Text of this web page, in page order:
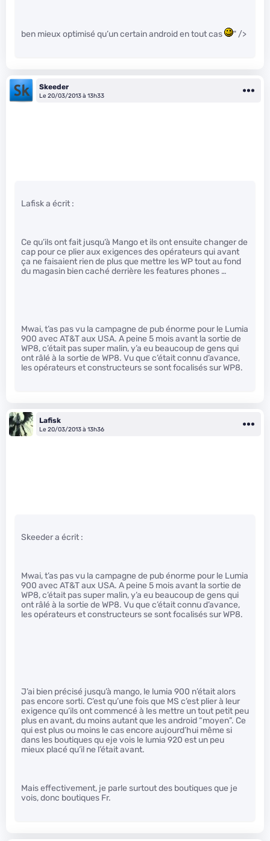
ben mieux optimisé qu’un certain android en tout cas " />
Skeeder
Le 20/03/2013 à 13h33
Lafisk a écrit :
Ce qu’ils ont fait jusqu’à Mango et ils ont ensuite changer de
cap pour ce plier aux exigences des opérateurs qui avant
ça ne faisaient rien de plus que mettre les WP tout au fond
du magasin bien caché derrière les features phones …
Mwai, t’as pas vu la campagne de pub énorme pour le Lumia
900 avec AT&T aux USA. A peine 5 mois avant la sortie de
WP8, c’était pas super malin, y’a eu beaucoup de gens qui
ont râlé à la sortie de WP8. Vu que c’était connu d’avance,
les opérateurs et constructeurs se sont focalisés sur WP8.
Lafisk
Le 20/03/2013 à 13h36
Skeeder a écrit :
Mwai, t’as pas vu la campagne de pub énorme pour le Lumia
900 avec AT&T aux USA. A peine 5 mois avant la sortie de
WP8, c’était pas super malin, y’a eu beaucoup de gens qui
ont râlé à la sortie de WP8. Vu que c’était connu d’avance,
les opérateurs et constructeurs se sont focalisés sur WP8.
J’ai bien précisé jusqu’à mango, le lumia 900 n’était alors
pas encore sorti. C’est qu’une fois que MS c’est plier à leur
exigence qu’ils ont commencé à les mettre un tout petit peu
plus en avant, du moins autant que les android “moyen”. Ce
qui est plus ou moins le cas encore aujourd’hui même si
dans les boutiques qu eje vois le lumia 920 est un peu
mieux placé qu’il ne l’était avant.
Mais effectivement, je parle surtout des boutiques que je
vois, donc boutiques Fr.